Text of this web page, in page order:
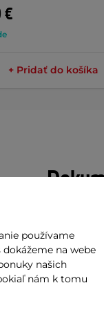
€
+ Pridať do košíka
Návod
Vaša
používame
na webe
našich
nám k tomu